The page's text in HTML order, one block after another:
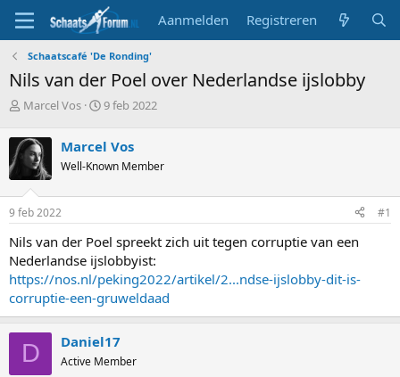
Aanmelden Registreren
Schaatscafé 'De Ronding'
Nils van der Poel over Nederlandse ijslobby
T
p
i
c
s
t
a
t
e
r
Marcel Vos
S
r
t
a
m
9 feb 2022
Marcel Vos
Well-Known Member
9 feb 2022 #1
Nils van der Poel spreekt zich uit tegen corruptie van een
Nederlandse ijslobbyist:
https://nos.nl/peking2022/artikel/2...ndse-ijslobby-dit-is-
corruptie-een-gruweldaad
D Daniel17
Active Member